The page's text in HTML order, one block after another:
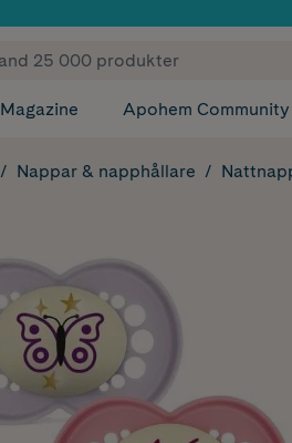
✓ Fri frakt
Magazine Apohem Community
Nappar & napphållare